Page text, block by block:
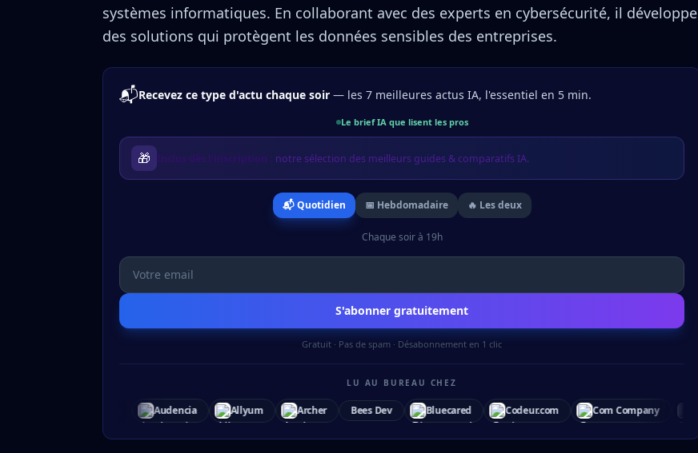
systèmes informatiques. En collaborant avec des experts en cybersécurité, il développe
des solutions qui protègent les données sensibles des entreprises.
📬Recevez ce type d'actu chaque soir — les 7 meilleures actus IA, l'essentiel en 5 min.
Le brief IA que lisent les pros
🎁 Inclus dès l'inscription : notre sélection des meilleurs guides & comparatifs IA.
📬 Quotidien 📅 Hebdomadaire 🔥 Les deux
Chaque soir à 19h
S'abonner gratuitement
Gratuit · Pas de spam · Désabonnement en 1 clic
LU AU BUREAU CHEZ
Archer Bees Dev Bluecared Codeur.com Com Company Elancité Exaco